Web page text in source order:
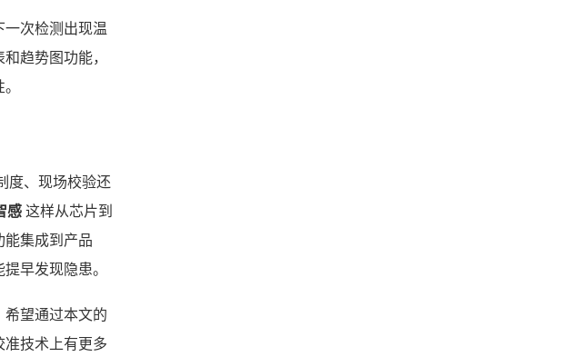
次检测出现温
趋势图功能，
度、现场校验还
感这样从芯片到
能集成到产品
早发现隐患。
望通过本文的
技术上有更多